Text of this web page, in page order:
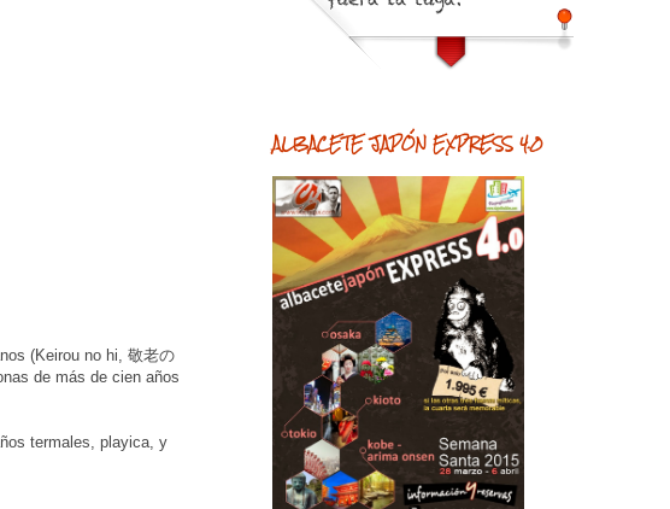
(Keirou no hi, 敬老の
de más de cien años
termales, playica, y
ALBACETE JAPÓN EXPRESS 4.0